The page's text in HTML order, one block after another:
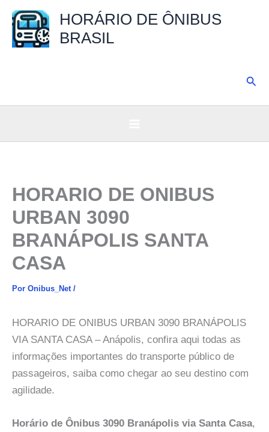
para
HORÁRIO DE ÔNIBUS
BRASIL
HORARIO DE ONIBUS
URBAN 3090
BRANÁPOLIS SANTA
CASA
Por Onibus_Net /
HORARIO DE ONIBUS URBAN 3090 BRANÁPOLIS
VIA SANTA CASA – Anápolis, confira aqui todas as
informações importantes do transporte público de
passageiros, saiba como chegar ao seu destino com
agilidade.
Horário de Ônibus 3090 Branápolis via Santa Casa,